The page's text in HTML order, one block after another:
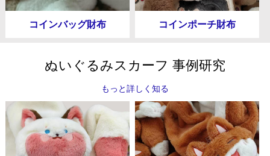
コインバッグ財布 コインポーチ財布
ぬいぐるみスカーフ 事例研究
もっと詳しく知る